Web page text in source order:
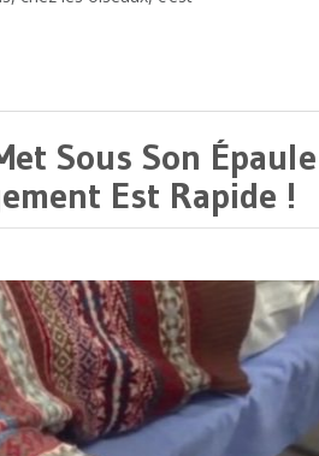
Sous Son Épaule
Est Rapide !